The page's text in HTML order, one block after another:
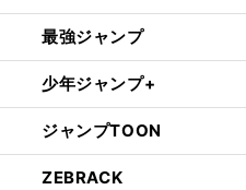
最強ジャンプ
少年ジャンプ+
ジャンプTOON
ZEBRACK